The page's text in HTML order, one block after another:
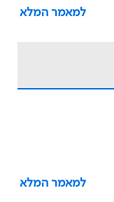
למאמר המלא
למאמר המלא